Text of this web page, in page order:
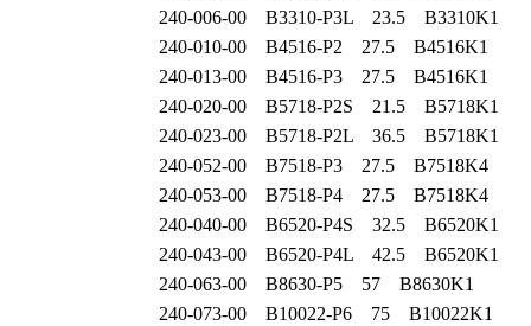
240‐006‐00 B3310-P3L 23.5 B3310K1
240‐010‐00 B4516-P2 27.5 B4516K1
240‐013‐00 B4516-P3 27.5 B4516K1
240‐020‐00 B5718-P2S 21.5 B5718K1
240‐023‐00 B5718-P2L 36.5 B5718K1
240‐052‐00 B7518-P3 27.5 B7518K4
240‐053‐00 B7518-P4 27.5 B7518K4
240‐040‐00 B6520-P4S 32.5 B6520K1
240‐043‐00 B6520-P4L 42.5 B6520K1
240‐063‐00 B8630-P5 57 B8630K1
240‐073‐00 B10022-P6 75 B10022K1